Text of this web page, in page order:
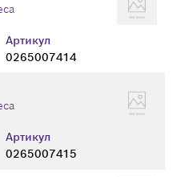
Артикул
0265007414
Артикул
0265007415